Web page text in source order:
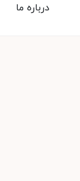
درباره ما